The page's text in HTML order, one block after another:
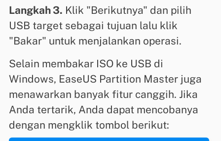
Langkah 3. Klik "Berikutnya" dan pilih
USB target sebagai tujuan lalu klik
"Bakar" untuk menjalankan operasi.
Selain membakar ISO ke USB di
Windows, EaseUS Partition Master juga
menawarkan banyak fitur canggih. Jika
Anda tertarik, Anda dapat mencobanya
dengan mengklik tombol berikut: